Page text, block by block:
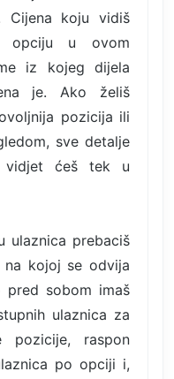
Cijena koju vidiš
opciju u ovom
iz kojeg dijela
je. Ako želiš
pozicija ili
sve detalje
vidjet ćeš tek u
ulaznica prebaciš
na kojoj se odvija
pred sobom imaš
ulaznica za
raspon
po opciji i,